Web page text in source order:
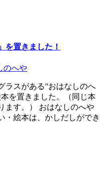
を置きました！
のへや
ラスがある”おはなしのへ
を置きました。（同じ本
ます。） おはなしのへや
・絵本は、かしだしができ